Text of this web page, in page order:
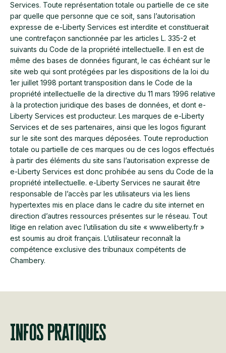
Services. Toute représentation totale ou partielle de ce site
par quelle que personne que ce soit, sans l’autorisation
expresse de e-Liberty Services est interdite et constituerait
une contrefaçon sanctionnée par les articles L. 335-2 et
suivants du Code de la propriété intellectuelle. Il en est de
même des bases de données figurant, le cas échéant sur le
site web qui sont protégées par les dispositions de la loi du
1er juillet 1998 portant transposition dans le Code de la
propriété intellectuelle de la directive du 11 mars 1996 relative
à la protection juridique des bases de données, et dont e-
Liberty Services est producteur. Les marques de e-Liberty
Services et de ses partenaires, ainsi que les logos figurant
sur le site sont des marques déposées. Toute reproduction
totale ou partielle de ces marques ou de ces logos effectués
à partir des éléments du site sans l’autorisation expresse de
e-Liberty Services est donc prohibée au sens du Code de la
propriété intellectuelle. e-Liberty Services ne saurait être
responsable de l’accès par les utilisateurs via les liens
hypertextes mis en place dans le cadre du site internet en
direction d’autres ressources présentes sur le réseau. Tout
litige en relation avec l’utilisation du site « www.eliberty.fr »
est soumis au droit français. L’utilisateur reconnaît la
compétence exclusive des tribunaux compétents de
Chambery.
Infos pratiques